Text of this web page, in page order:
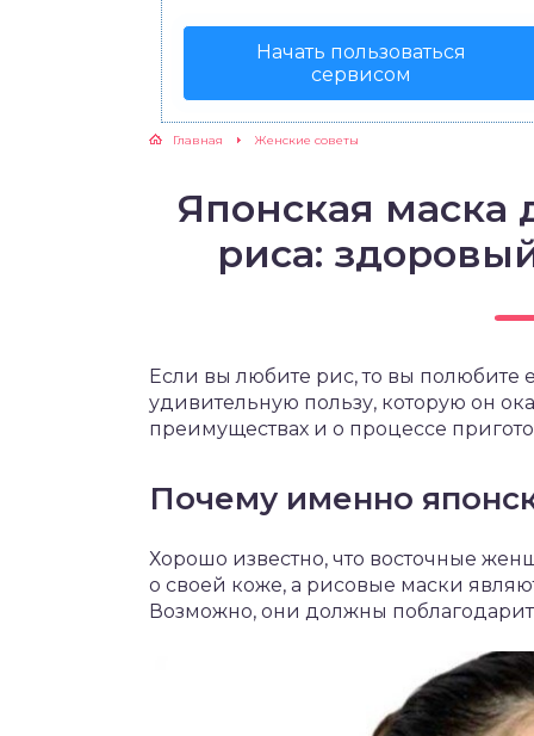
Начать пользоваться
сервисом
Главная Женские советы
Японская маска
риса:
Если вы любите рис, то вы полюбите
удивительную пользу, которую он
преимуществах и о процессе
Почему именно
Хорошо известно, что восточные
о своей коже, а рисовые маски
Возможно, они должны